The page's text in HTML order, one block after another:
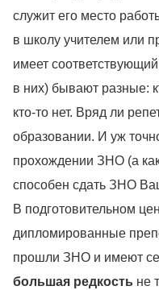
служит его место
в школу учителем или
имеет
в них) бывают разные:
кто-то нет. Вряд ли
образовании. И уж
прохождении ЗНО (а
способен сдать ЗНО
В подготовительном
дипломированные
прошли ЗНО и имеют
большая редкость не